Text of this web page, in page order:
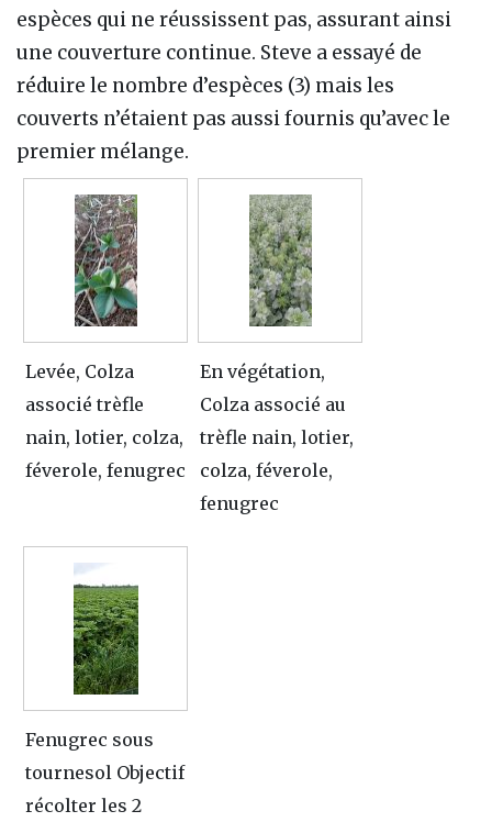
espèces qui ne réussissent pas, assurant ainsi
une couverture continue. Steve a essayé de
réduire le nombre d’espèces (3) mais les
couverts n’étaient pas aussi fournis qu’avec le
premier mélange.
Levée, Colza
associé trèfle
nain, lotier, colza,
féverole, fenugrec
En végétation,
Colza associé au
trèfle nain, lotier,
colza, féverole,
fenugrec
Fenugrec sous
tournesol Objectif
récolter les 2